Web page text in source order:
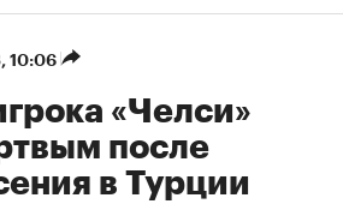
10:06
«Челси»
после
в Турции